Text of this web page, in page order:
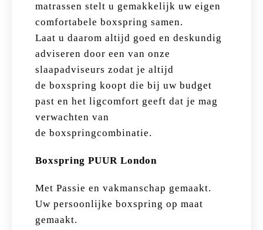
matrassen stelt u gemakkelijk uw eigen
comfortabele boxspring samen.
Laat u daarom altijd goed en deskundig
adviseren door een van onze
slaapadviseurs zodat je altijd
de boxspring koopt die bij uw budget
past en het ligcomfort geeft dat je mag
verwachten van
de boxspringcombinatie.
Boxspring PUUR London
Met Passie en vakmanschap gemaakt.
Uw persoonlijke boxspring op maat
gemaakt.